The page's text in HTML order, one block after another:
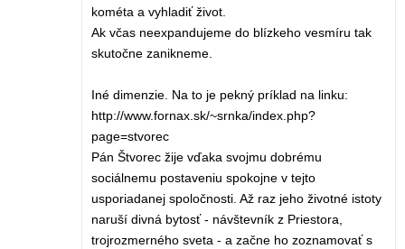
kométa a vyhladiť život.
Ak včas neexpandujeme do blízkeho vesmíru tak
skutočne zanikneme.
Iné dimenzie. Na to je pekný príklad na linku:
http://www.fornax.sk/~srnka/index.php?
page=stvorec
Pán Štvorec žije vďaka svojmu dobrému
sociálnemu postaveniu spokojne v tejto
usporiadanej spoločnosti. Až raz jeho životné istoty
naruší divná bytosť - návštevník z Priestora,
trojrozmerného sveta - a začne ho zoznamovať s